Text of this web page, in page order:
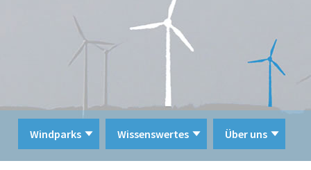
Windparks Wissenswertes Über uns